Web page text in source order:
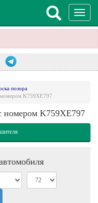
позора
номером K759XE797
номером K759XE797